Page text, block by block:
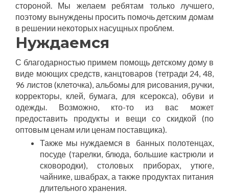
стороной. Мы желаем ребятам только лучшего,
поэтому вынуждены просить помочь детским домам
в решении некоторых насущных проблем.
Нуждаемся
С благодарностью примем помощь детскому дому в
виде моющих средств, канцтоваров (тетради 24, 48,
96 листов (клеточка), альбомы для рисования,ручки,
корректоры, клей, бумага, для ксерокса), обуви и
одежды. Возможно, кто-то из вас может
предоставить продукты и вещи со скидкой (по
оптовым ценам или ценам поставщика).
Также мы нуждаемся в банных полотенцах,
посуде (тарелки, блюда, большие кастрюли и
сковородки), столовых приборах, утюге,
чайнике, швабрах, а также продуктах питания
длительного хранения.